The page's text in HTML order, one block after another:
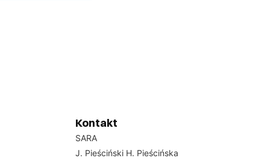
Kontakt
SARA
J. Pieściński H. Pieścińska